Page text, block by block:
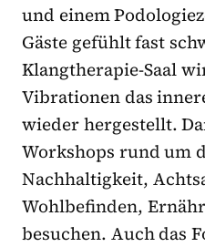
und einem
Gäste gefühlt fast
Klangtherapie-Saal
Vibrationen das
wieder hergestellt.
Workshops rund um
Nachhaltigkeit,
Wohlbefinden,
besuchen. Auch das